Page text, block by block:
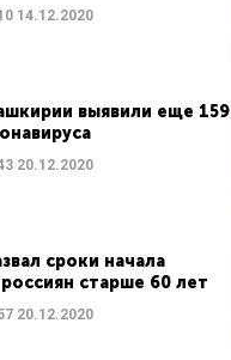
14.12.2020
выявили еще 159
20.12.2020
сроки начала
старше 60 лет
20.12.2020